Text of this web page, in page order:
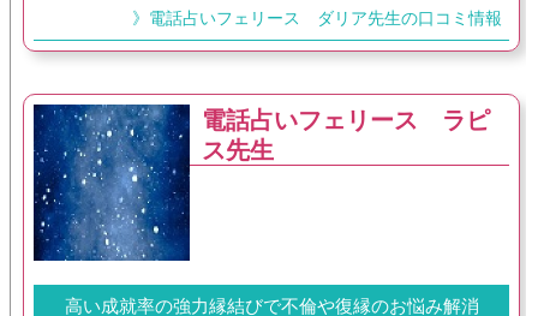
》電話占いフェリース ダリア先生の口コミ情報
電話占いフェリース ラピ
ス先生
高い成就率の強力縁結びで不倫や復縁のお悩み解消